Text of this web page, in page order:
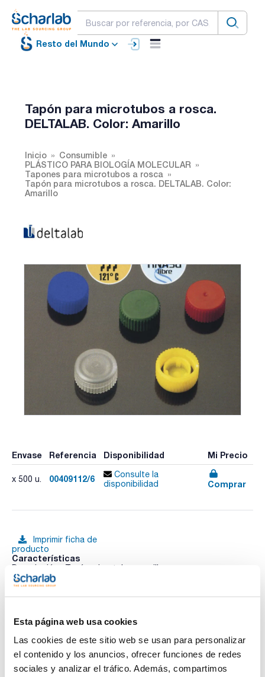
Esta página web usa cookies
Las cookies de este sitio web se usan para personalizar
el contenido y los anuncios, ofrecer funciones de redes
sociales y analizar el tráfico. Además, compartimos
Resto del Mundo
Tapón para microtubos a rosca.
DELTALAB. Color: Amarillo
Inicio
Consumible
PLÁSTICO PARA BIOLOGÍA MOLECULAR
Tapones para microtubos a rosca
Tapón para microtubos a rosca. DELTALAB. Color:
Amarillo
Envase Referencia Disponibilidad Mi Precio
x 500 u. 00409112/6
Consulte la
disponibilidad
Comprar
Imprimir ficha de
producto
Características
Descripción : Tapón microtubo amarillo
Pack (u.) : 500
Tapones con junta interior para una total hermeticidad. De
Documentación técnica